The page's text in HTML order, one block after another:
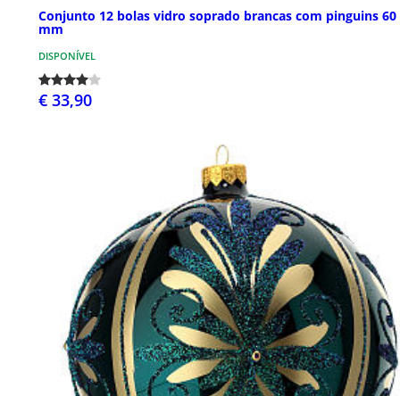
Conjunto 12 bolas vidro soprado brancas com pinguins 60
mm
DISPONÍVEL
€ 33,90